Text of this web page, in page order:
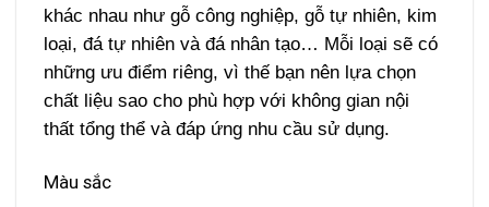
khác nhau như gỗ công nghiệp, gỗ tự nhiên, kim
loại, đá tự nhiên và đá nhân tạo… Mỗi loại sẽ có
những ưu điểm riêng, vì thế bạn nên lựa chọn
chất liệu sao cho phù hợp với không gian nội
thất tổng thể và đáp ứng nhu cầu sử dụng.
Màu sắc